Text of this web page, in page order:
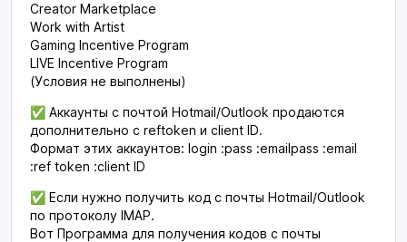
Creator Marketplace
Work with Artist
Gaming Incentive Program
LIVE Incentive Program
(Условия не выполнены)
✅ Аккаунты с почтой Hotmail/Outlook продаются
дополнительно с reftoken и client ID.
Формат этих аккаунтов: login :pass :emailpass :email
:ref token :client ID
✅ Если нужно получить код с почты Hotmail/Outlook
по протоколу IMAP.
Вот Программа для получения кодов с почты